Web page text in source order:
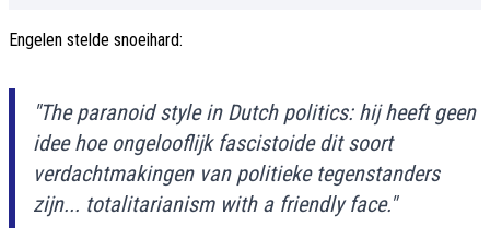
Engelen stelde snoeihard:
"The paranoid style in Dutch politics: hij heeft geen
idee hoe ongelooflijk fascistoide dit soort
verdachtmakingen van politieke tegenstanders
zijn... totalitarianism with a friendly face."